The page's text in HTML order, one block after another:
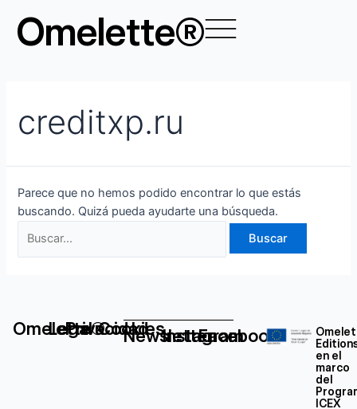
contenido
Omelette®
creditxp.ru
Parece que no hemos podido encontrar lo que estás
buscando. Quizá pueda ayudarte una búsqueda.
por:
Omelette®
Legal
Privacidad
Cookies
Newsletter
Instagram
Facebook
en el
marco
del
ICEX